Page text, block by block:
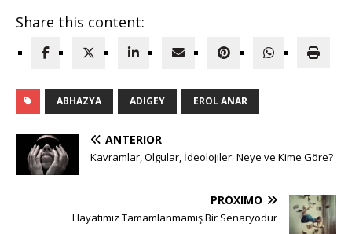
Share this content:
ABHAZYA ADIGEY EROL ANAR
ANTERIOR
Kavramlar, Olgular, İdeolojiler: Neye ve Kime Göre?
PRÓXIMO
Hayatımız Tamamlanmamış Bir Senaryodur